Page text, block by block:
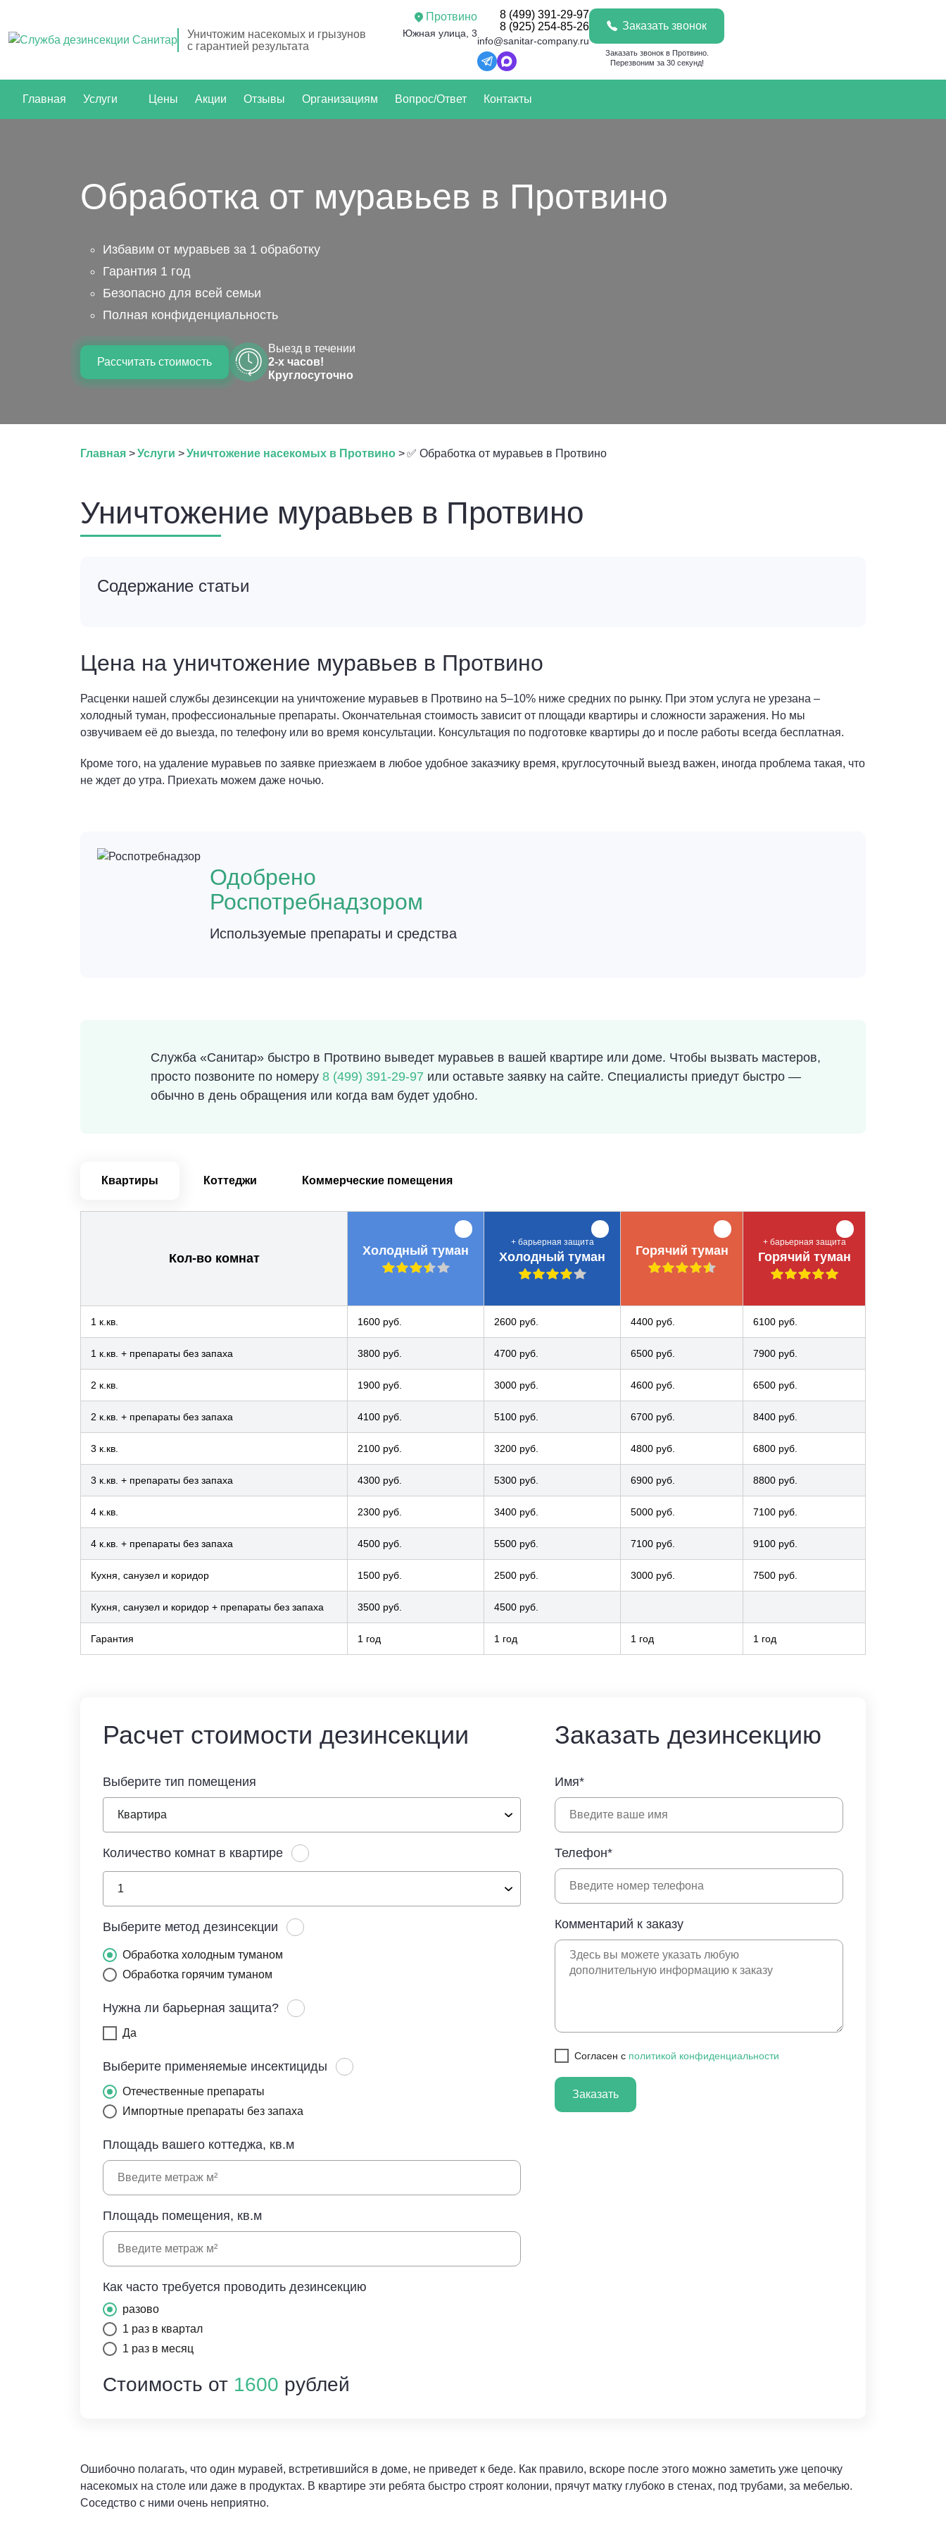
Уничтожим насекомых и грызунов
с гарантией результата
Протвино
Южная улица, 3
8 (499) 391-29-97
8 (925) 254-85-26
info@sanitar-company.ru
Заказать звонок
Заказать звонок в Протвино.
Перезвоним за 30 секунд!
Главная Услуги Цены Акции Отзывы Организациям Вопрос/Ответ Контакты
Обработка от муравьев в Протвино
Избавим от муравьев за 1 обработку
Гарантия 1 год
Безопасно для всей семьи
Полная конфиденциальность
Рассчитать стоимость
Выезд в течении
2-х часов!
Круглосуточно
Главная >Услуги >Уничтожение насекомых в Протвино >✅ Обработка от муравьев в Протвино
Уничтожение муравьев в Протвино
Содержание статьи
Цена на уничтожение муравьев в Протвино
Расценки нашей службы дезинсекции на уничтожение муравьев в Протвино на 5–10% ниже средних по рынку. При этом услуга не урезана –
холодный туман, профессиональные препараты. Окончательная стоимость зависит от площади квартиры и сложности заражения. Но мы
озвучиваем её до выезда, по телефону или во время консультации. Консультация по подготовке квартиры до и после работы всегда бесплатная.
Кроме того, на удаление муравьев по заявке приезжаем в любое удобное заказчику время, круглосуточный выезд важен, иногда проблема такая, что
не ждет до утра. Приехать можем даже ночью.
Одобрено
Роспотребнадзором
Используемые препараты и средства
Служба «Санитар» быстро в Протвино выведет муравьев в вашей квартире или доме. Чтобы вызвать мастеров,
просто позвоните по номеру 8 (499) 391-29-97 или оставьте заявку на сайте. Специалисты приедут быстро —
обычно в день обращения или когда вам будет удобно.
Квартиры Коттеджи Коммерческие помещения
Кол-во комнат
Холодный туман
+ барьерная защита
Холодный туман Горячий туман
+ барьерная защита
Горячий туман
1 к.кв. 1600 руб. 2600 руб. 4400 руб. 6100 руб.
1 к.кв. + препараты без запаха 3800 руб. 4700 руб. 6500 руб. 7900 руб.
2 к.кв. 1900 руб. 3000 руб. 4600 руб. 6500 руб.
2 к.кв. + препараты без запаха 4100 руб. 5100 руб. 6700 руб. 8400 руб.
3 к.кв. 2100 руб. 3200 руб. 4800 руб. 6800 руб.
3 к.кв. + препараты без запаха 4300 руб. 5300 руб. 6900 руб. 8800 руб.
4 к.кв. 2300 руб. 3400 руб. 5000 руб. 7100 руб.
4 к.кв. + препараты без запаха 4500 руб. 5500 руб. 7100 руб. 9100 руб.
Кухня, санузел и коридор 1500 руб. 2500 руб. 3000 руб. 7500 руб.
Кухня, санузел и коридор + препараты без запаха 3500 руб. 4500 руб.
Гарантия 1 год 1 год 1 год 1 год
Расчет стоимости дезинсекции
Выберите тип помещения
Количество комнат в квартире
Выберите метод дезинсекции
Обработка холодным туманом
Обработка горячим туманом
Нужна ли барьерная защита?
Да
Выберите применяемые инсектициды
Отечественные препараты
Импортные препараты без запаха
Площадь вашего коттеджа, кв.м
Площадь помещения, кв.м
Как часто требуется проводить дезинсекцию
разово
1 раз в квартал
1 раз в месяц
Стоимость от 1600 рублей
Заказать дезинсекцию
Имя*
Телефон*
Комментарий к заказу
Cогласен с политикой конфиденциальности
Заказать
Ошибочно полагать, что один муравей, встретившийся в доме, не приведет к беде. Как правило, вскоре после этого можно заметить уже цепочку
насекомых на столе или даже в продуктах. В квартире эти ребята быстро строят колонии, прячут матку глубоко в стенах, под трубами, за мебелью.
Соседство с ними очень неприятно.